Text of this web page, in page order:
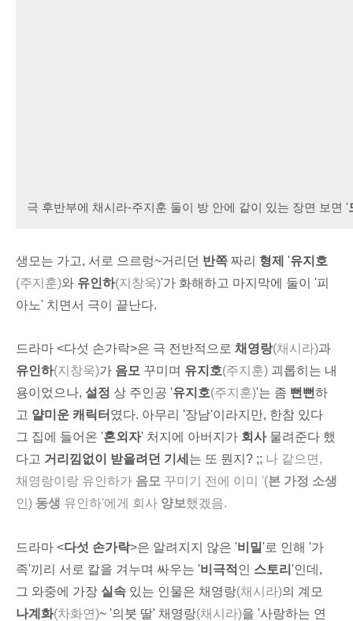
극 후반부에 채시라-주지훈 둘이 방 안에 같이 있는 장면 보면 '
생모는 가고, 서로 으르렁~거리던 반쪽 짜리 형제 '유지호
(주지훈)와 유인하(지창욱)'가 화해하고 마지막에 둘이 '피
아노' 치면서 극이 끝난다.
드라마 <다섯 손가락>은 극 전반적으로 채영랑(채시라)과
유인하(지창욱)가 음모 꾸미며 유지호(주지훈) 괴롭히는 내
용이었으나, 설정 상 주인공 '유지호(주지훈)'는 좀 뻔뻔하
고 얄미운 캐릭터 였다. 아무리 '장남'이라지만, 한참 있다
그 집에 들어온 '혼외자' 처지에 아버지가 회사물려준다 했
다고 거리낌없이 받을려던 기세 는 또 뭔지? ;; 나 같으면,
채영랑이랑 유인하가 음모 꾸미기 전에 이미 '(본 가정 소생
인) 동생 유인하'에게 회사 양보했겠음.
드라마 <다섯 손가락>은 알려지지 않은 '비밀'로 인해 '가
족'끼리 서로 칼을 겨누며 싸우는 '비극적 인 스토리 '인데,
그 와중에 가장 실속 있는 인물은 채영랑(채시라)의 계모
나계화(차화연)~ '의붓 딸' 채영랑(채시라)을 '사랑하는 연